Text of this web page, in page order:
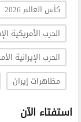
كأس العالم 2026
الحرب الأمريكية
الحرب الإيرانية
مظاهرات إيران
استفتاء الآن